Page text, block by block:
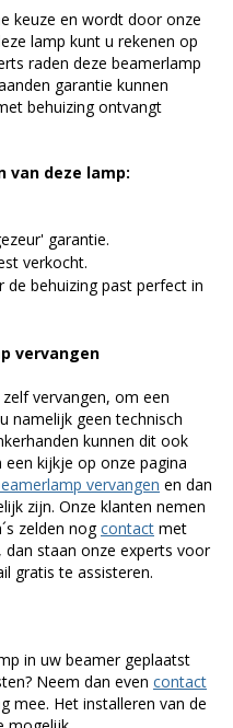
keuze en wordt door onze
lamp kunt u rekenen op
raden deze beamerlamp
garantie kunnen
behuizing ontvangt
van deze lamp:
garantie.
verkocht.
de behuizing past perfect in
vervangen
vervangen, om een
namelijk geen technisch
kunnen dit ook
kijkje op onze pagina
vervangen en dan
zijn. Onze klanten nemen
zelden nogcontact met
staan onze experts voor
gratis te assisteren.
in uw beamer geplaatst
Neem dan even contact
mee. Het installeren van de